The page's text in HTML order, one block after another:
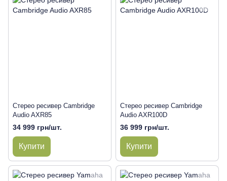
Стерео ресивер Cambridge
Audio AXR85
34 999 грн/шт.
Купити
Стерео ресивер Cambridge
Audio AXR100D
36 999 грн/шт.
Купити